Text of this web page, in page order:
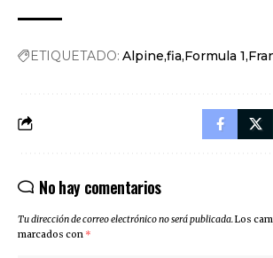
ETIQUETADO: Alpine fia Formula 1
No hay comentarios
Tu dirección de correo electrónico no será publicada.Los
marcados con *